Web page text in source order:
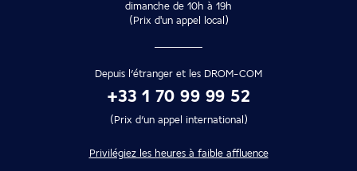
dimanche de 10h à 19h
(Prix d'un appel local)
Depuis l’étranger et les DROM-COM
+33 1 70 99 99 52
(Prix d’un appel international)
Privilégiez les heures à faible affluence